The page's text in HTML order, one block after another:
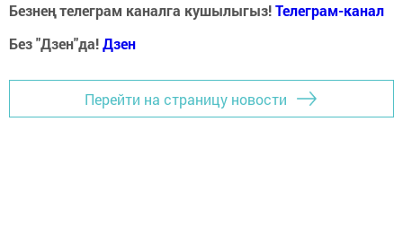
Безнең телеграм каналга кушылыгыз!Телеграм-канал
Без "Дзен"да!Дзен
Перейти на страницу новости